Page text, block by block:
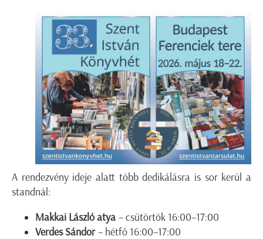
A rendezvény ideje alatt több dedikálásra is sor kerül a
standnál:
Makkai László atya – csütörtök 16:00–17:00
Verdes Sándor– hétfő 16:00–17:00